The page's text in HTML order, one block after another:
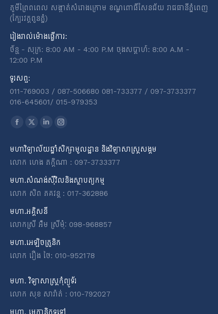
ភូមីព្រៃពពេល សង្កាត់សំរោងក្រោម ខណ្ឌពោធិ៍សែនជ័យ រាជធានីភ្នំពេញ
(ក្បែរវត្តពូនភ្នំ)
រៀងរាល់ម៉ោងធ្វើការ:
ច័ន្ហ - សុក្រ: 8:00 AM - 4:00 P.M ចុងសប្តាហ៍: 8:00 A.M -
12:00 P.M
ទូរសព្ទ:
011-769003 / 087-506680 081-733377 / 097-3733377
016-645601​/​ 015-979353
Find us on:
Facebook
opens
in
new
window
X
opens
in
new
window
Linkedin
opens
in
new
window
Instagram
opens
in
new
window
មហាវិទ្យាល័យឆ្នាំសិក្សាមូលដ្ឋាន និងវិទ្យាសាស្ត្រសង្គម
លោក ហេង ភក្តិណា : 097-3733377
មហា.សំណង់ស៊ីវិលនិងស្ថាបត្យកម្ម
លោក សិព ភគវន្ត : 017-362886
មហា.អគ្គិសនី
លោកស្រី អ៉ឹម ស្រីមុំៈ 098-968857
មហា.អេឡិចត្រូនិក
លោក រឿង ថៃ: 010-952178
មហា. វិទ្យាសាស្ត្រកុំព្យូទ័រ
លោក សុខ សារ៉ាត់ : 010-792027
មហា. មេកានិកទូទៅ